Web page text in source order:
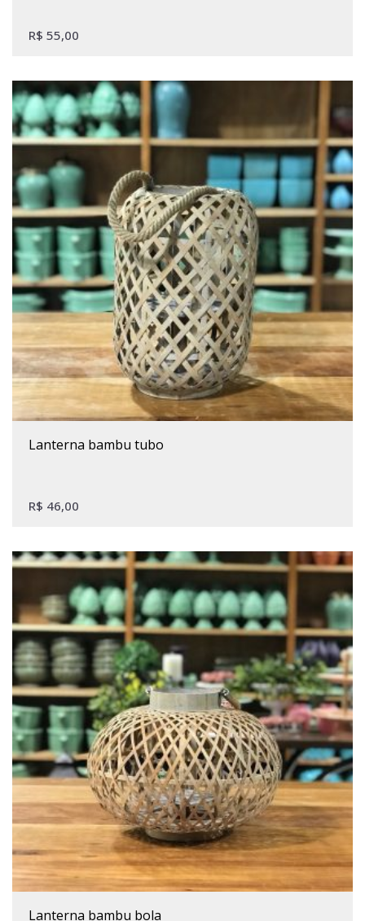
R$ 55,00
lanterna bambu tubo
R$ 46,00
lanterna bambu bola